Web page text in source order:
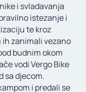
i svladavanja
istezanje i
te kroz
zanimali vezano
budnim okom
vodi Vergo Bike
sa djecom.
i predali se